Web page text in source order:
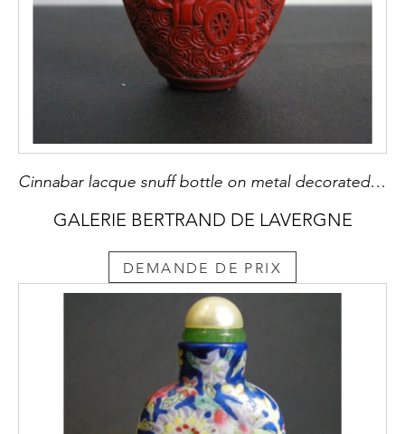
Cinnabar lacque snuff bottle on metal decorated and sculpted with a rider on one side and characters on a trolley on the other
GALERIE BERTRAND DE LAVERGNE
DEMANDE DE PRIX